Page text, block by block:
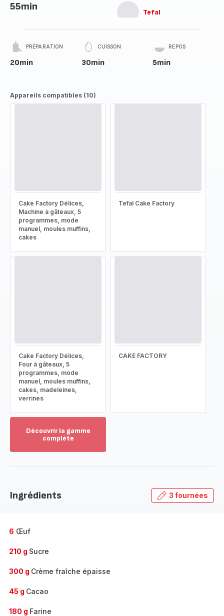
55min Tefal
PRÉPARATION
20min
CUISSON
30min
REPOS
5min
Appareils compatibles (10)
Cake Factory Délices,
Machine à gâteaux, 5
programmes, mode
manuel, moules muffins,
cakes
Tefal Cake Factory
Cake Factory Délices,
Four à gâteaux, 5
programmes, mode
manuel, moules muffins,
cakes, madeleines,
verrines
CAKE FACTORY
Découvrir la gamme
complète
gamme
Ingrédients 3 fournées
6 Œuf
210 g Sucre
300 g Crème fraîche épaisse
45 g Cacao
180 g Farine